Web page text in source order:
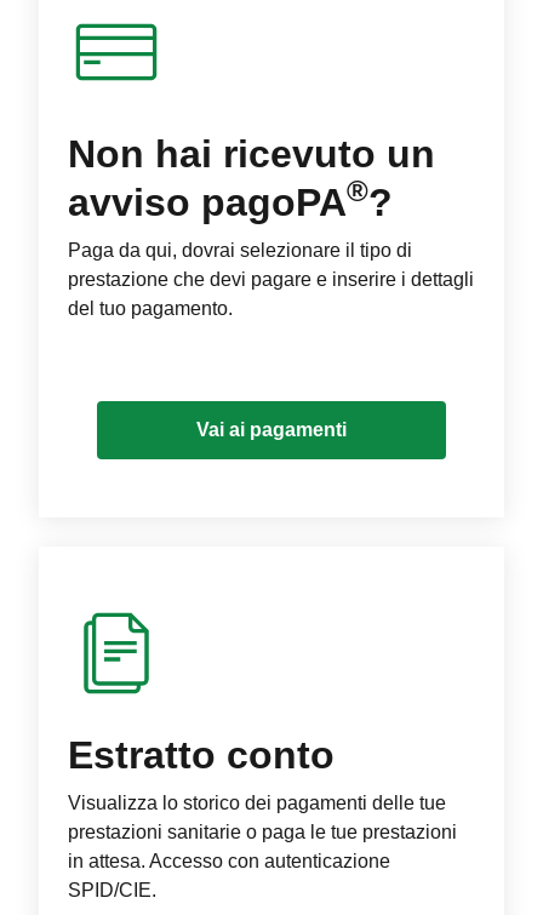
Non hai ricevuto un
avviso pagoPA®?
Paga da qui, dovrai selezionare il tipo di
prestazione che devi pagare e inserire i dettagli
del tuo pagamento.
Vai ai pagamenti
Estratto conto
Visualizza lo storico dei pagamenti delle tue
prestazioni sanitarie o paga le tue prestazioni
in attesa. Accesso con autenticazione
SPID/CIE.